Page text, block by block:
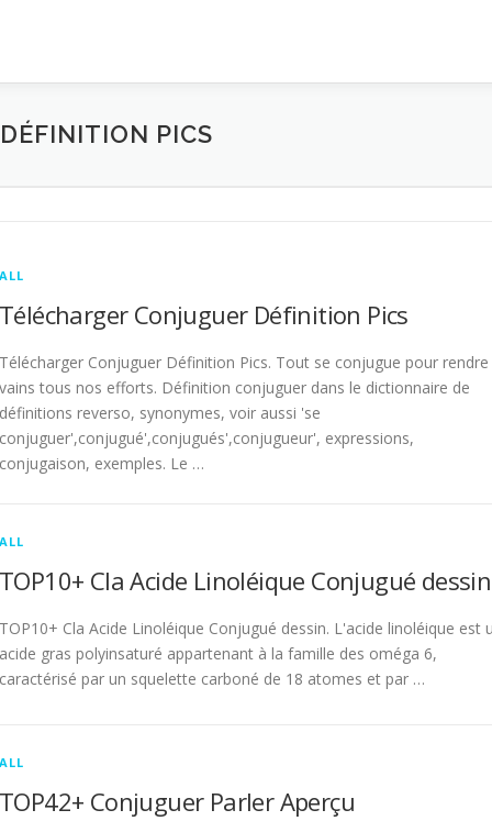
PICS
ALL
Télécharger Conjuguer Définition Pics
Télécharger Conjuguer Définition Pics. Tout se conjugue pour rendre
vains tous nos efforts. Définition conjuguer dans le dictionnaire de
définitions reverso, synonymes, voir aussi 'se
conjuguer',conjugué',conjugués',conjugueur', expressions,
conjugaison, exemples. Le …
ALL
TOP10+ Cla Acide Linoléique Conjugué dessin
TOP10+ Cla Acide Linoléique Conjugué dessin. L'acide linoléique est
acide gras polyinsaturé appartenant à la famille des oméga 6,
caractérisé par un squelette carboné de 18 atomes et par …
ALL
TOP42+ Conjuguer Parler Aperçu